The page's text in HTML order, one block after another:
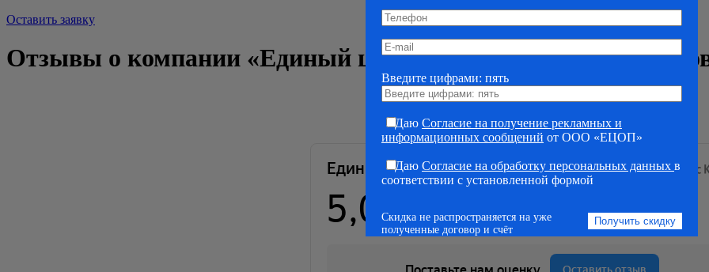
Оставить заявку
Отзывы о компании «Единый центр обучения и
Яндекс.Отзывы
Введите цифрами: пять
Даю Согласие на получение рекламных и
информационных сообщений от ООО «ЕЦОП»
Даю Согласие на обработку персональных данных в
соответствии с установленной формой
Скидка не распространяется на уже
полученные договор и счёт